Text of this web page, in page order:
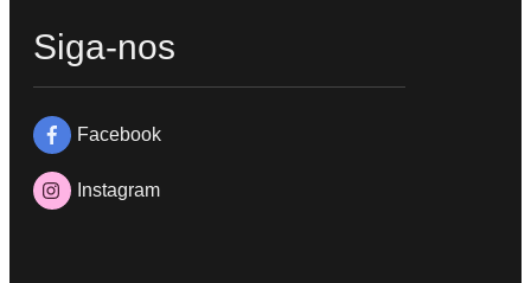
Siga-nos
Facebook
Instagram